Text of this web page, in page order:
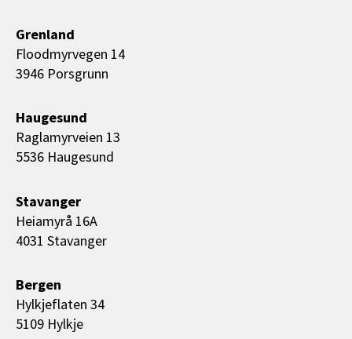
Grenland
Floodmyrvegen 14
3946 Porsgrunn
Haugesund
Raglamyrveien 13
5536 Haugesund
Stavanger
Heiamyrå 16A
4031 Stavanger
Bergen
Hylkjeflaten 34
5109 Hylkje